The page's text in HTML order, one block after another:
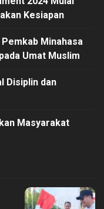
Kesiapan
Minahasa
Umat Muslim
Disiplin dan
Masyarakat